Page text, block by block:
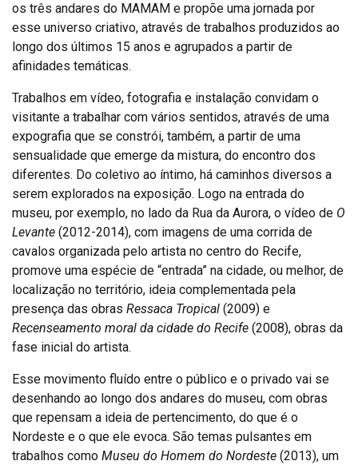
os três andares do MAMAM e propõe uma jornada por
esse universo criativo, através de trabalhos produzidos ao
longo dos últimos 15 anos e agrupados a partir de
afinidades temáticas.
Trabalhos em vídeo, fotografia e instalação convidam o
visitante a trabalhar com vários sentidos, através de uma
expografia que se constrói, também, a partir de uma
sensualidade que emerge da mistura, do encontro dos
diferentes. Do coletivo ao íntimo, há caminhos diversos a
serem explorados na exposição. Logo na entrada do
museu, por exemplo, no lado da Rua da Aurora, o vídeo de O
Levante (2012-2014), com imagens de uma corrida de
cavalos organizada pelo artista no centro do Recife,
promove uma espécie de “entrada” na cidade, ou melhor, de
localização no território, ideia complementada pela
presença das obras Ressaca Tropical (2009) e
Recenseamento moral da cidade do Recife (2008), obras da
fase inicial do artista.
Esse movimento fluído entre o público e o privado vai se
desenhando ao longo dos andares do museu, com obras
que repensam a ideia de pertencimento, do que é o
Nordeste e o que ele evoca. São temas pulsantes em
trabalhos como Museu do Homem do Nordeste (2013), um